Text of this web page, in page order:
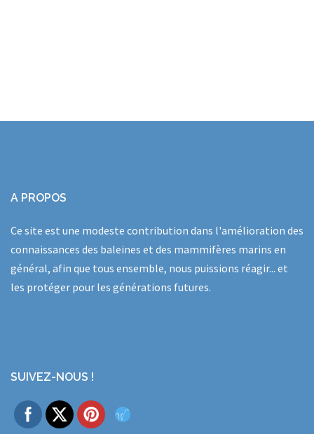
A PROPOS
Ce site est une modeste contribution dans l'amélioration des
connaissances des baleines et des mammifères marins en
général, afin que tous ensemble, nous puissions réagir... et
les protéger pour les générations futures.
SUIVEZ-NOUS !